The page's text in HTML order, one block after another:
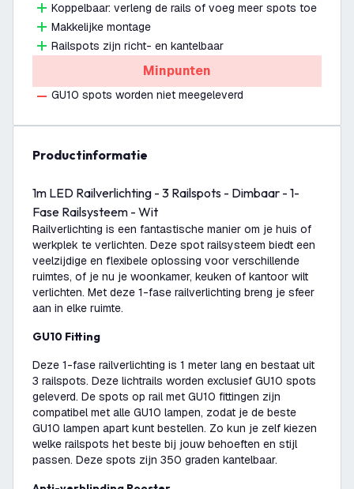
Koppelbaar: verleng de rails of voeg meer spots toe
Makkelijke montage
Railspots zijn richt- en kantelbaar
Minpunten
GU10 spots worden niet meegeleverd
productinformatie
1m LED Railverlichting - 3 Railspots - Dimbaar - 1-
Fase Railsysteem - Wit
Railverlichting is een fantastische manier om je huis of
werkplek te verlichten. Deze spot railsysteem biedt een
veelzijdige en flexibele oplossing voor verschillende
ruimtes, of je nu je woonkamer, keuken of kantoor wilt
verlichten. Met deze 1-fase railverlichting breng je sfeer
aan in elke ruimte.
GU10 Fitting
Deze 1-fase railverlichting is 1 meter lang en bestaat uit
3 railspots. Deze lichtrails worden exclusief GU10 spots
geleverd. De spots op rail met GU10 fittingen zijn
compatibel met alle GU10 lampen, zodat je de beste
GU10 lampen apart kunt bestellen. Zo kun je zelf kiezen
welke railspots het beste bij jouw behoeften en stijl
passen. Deze spots zijn 350 graden kantelbaar.